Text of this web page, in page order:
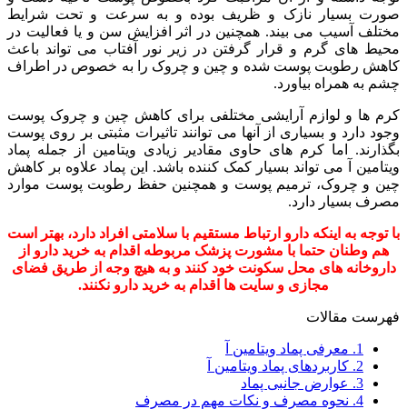
صورت بسیار نازک و ظریف بوده و به سرعت و تحت شرایط
مختلف آسیب می بیند. همچنین در اثر افزایش سن و یا فعالیت در
محیط های گرم و قرار گرفتن در زیر نور آفتاب می تواند باعث
کاهش رطوبت پوست شده و چین و چروک را به خصوص در اطراف
چشم به همراه بیاورد.
کرم ها و لوازم آرایشی مختلفی برای کاهش چین و چروک پوست
وجود دارد و بسیاری از آنها می توانند تاثیرات مثبتی بر روی پوست
بگذارند. اما کرم های حاوی مقادیر زیادی ویتامین از جمله پماد
ویتامین آ می تواند بسیار کمک کننده باشد. این پماد علاوه بر کاهش
چین و چروک، ترمیم پوست و همچنین حفظ رطوبت پوست موارد
مصرف بسیار دارد.
با توجه به اینکه دارو ارتباط مستقیم با سلامتی افراد دارد، بهتر است
هم وطنان حتما با مشورت پزشک مربوطه اقدام به خرید دارو از
داروخانه های محل سکونت خود کنند و به هیچ وجه از طریق فضای
مجازی و سایت ها اقدام به خرید دارو نکنند.
فهرست مقالات
1. معرفی پماد ویتامین آ
2. کاربردهای پماد ویتامین آ
3. عوارض جانبی پماد
4. نحوه مصرف و نکات مهم در مصرف